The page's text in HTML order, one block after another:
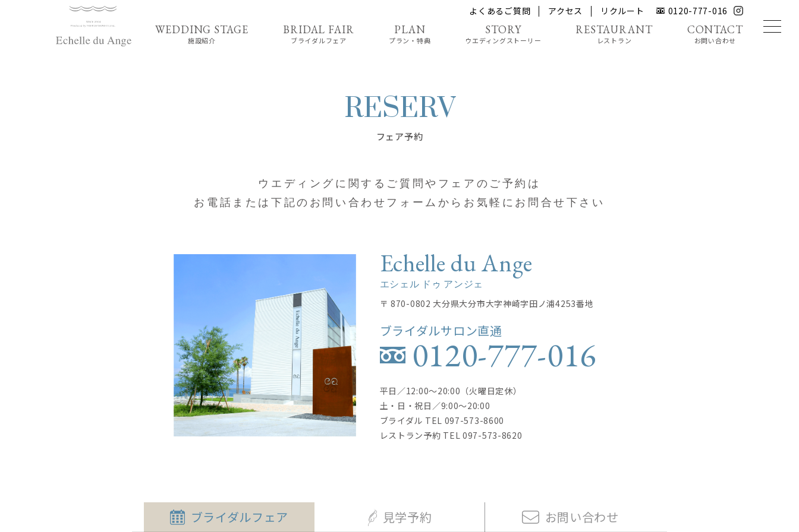
よくあるご質問 アクセス リクルート 0120-777-016
施設紹介 ブライダルフェア プラン・特典 ウエディングストーリー レストラン お問い合わせ
フェア予約
ウエディングに関する ご質問やフェアのご予約は
お電話または 下記のお問い合わせフォームから お気軽にお問合せ下さい
Echelle du Ange
エシェル ドゥ アンジェ
〒 870-0802 大分県大分市大字神崎字田ノ浦4253番地
ブライダルサロン直通
0120-777-016
平日／12:00〜20:00（火曜日定休）
土・日・祝日／9:00〜20:00
ブライダル TEL 097-573-8600
レストラン予約 TEL097-573-8620
ブライダルフェア 見学予約 お問 い合わせ